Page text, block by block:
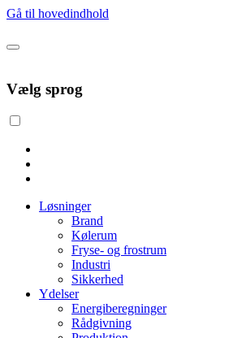
Gå til hovedindhold
Vælg sprog
Løsninger
Brand
Kølerum
Fryse- og frostrum
Industri
Sikkerhed
Ydelser
Energiberegninger
Rådgivning